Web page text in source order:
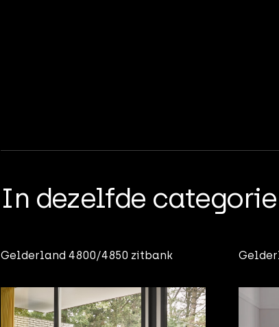
In dezelfde categorie
Gelderland 4800/4850 zitbank